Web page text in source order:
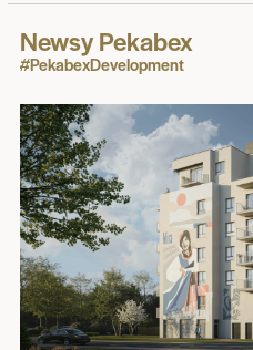
Newsy Pekabex
#PekabexDevelopment